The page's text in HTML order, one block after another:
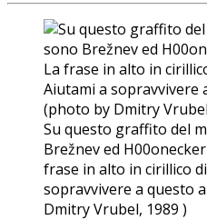
Su questo graffito del
Brežnev ed
frase in alto in cirillico
sopravvivere a questo
Dmitry Vrubel, 1989 )